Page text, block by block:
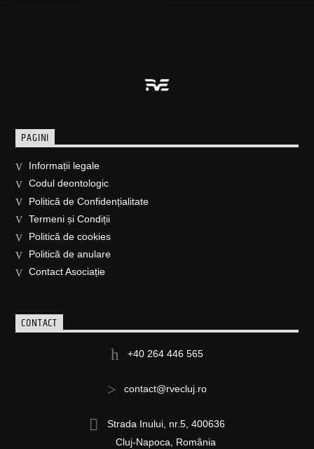
PAGINI
Informații legale
Codul deontologic
Politică de Confidențialitate
Termeni și Condiții
Politică de cookies
Politică de anulare
Contact Asociație
CONTACT
+40 264 446 565
contact@rvecluj.ro
Strada Inului, nr.5, 400636
Cluj-Napoca, România